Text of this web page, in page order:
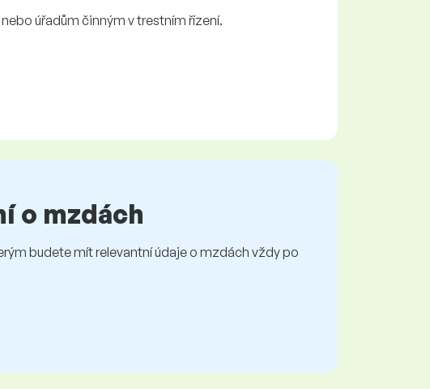
úřadům činným v trestním řízení.
o mzdách
budete mít relevantní údaje o mzdách vždy po